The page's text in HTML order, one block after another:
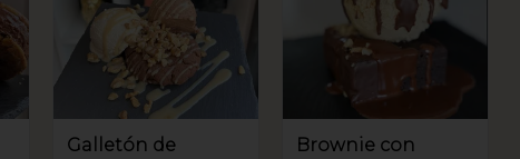
Galletón de
Brownie con